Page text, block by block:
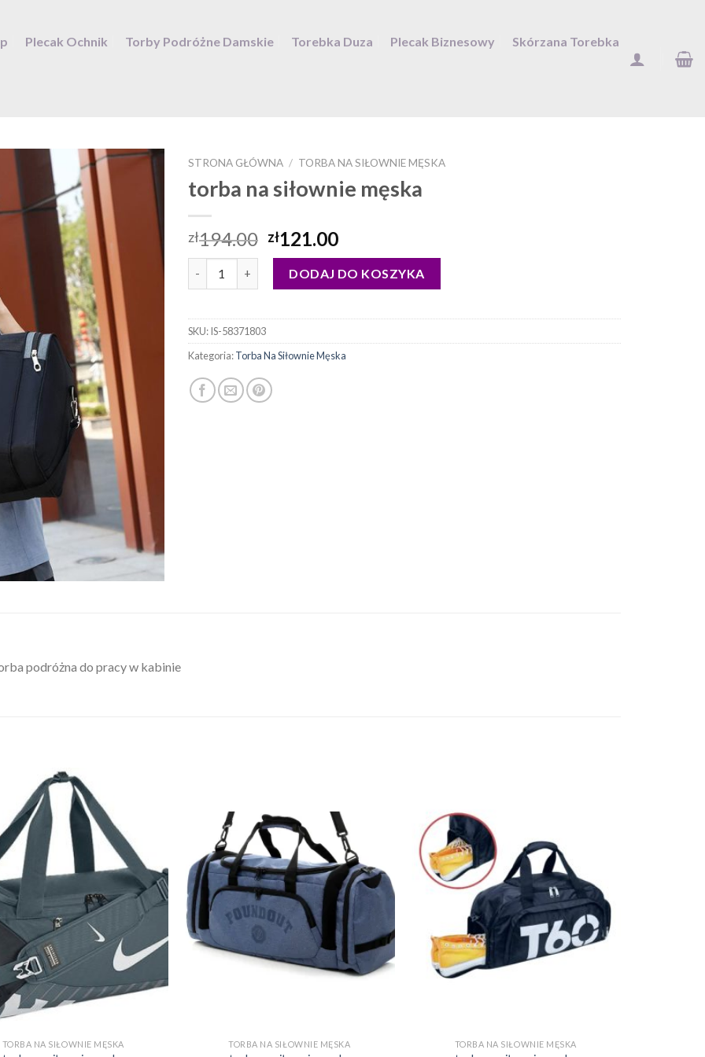
Plecak Ochnik Torby Podróżne Damskie Torebka Duza Plecak Biznesowy Skórzana Torebka
STRONA GŁÓWNA / TORBA NA SIŁOWNIE MĘSKA
torba na siłownie męska
zł194.00 zł121.00
DODAJ DO KOSZYKA
SKU:IS-58371803
Kategoria:Torba Na Siłownie Męska
podróżna do pracy w kabinie
TORBA NA SIŁOWNIE MĘSKA TORBA NA SIŁOWNIE MĘSKA TORBA NA SIŁOWNIE MĘSKA